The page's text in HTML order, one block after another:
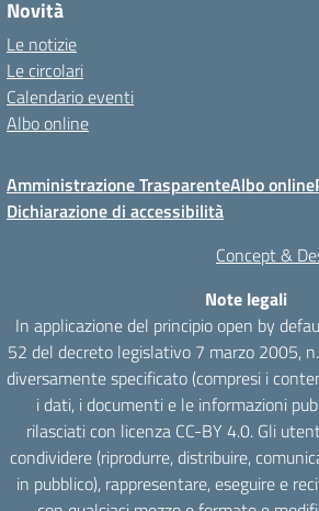
Novità
Le notizie
Le circolari
Calendario eventi
Albo online
Amministrazione TrasparenteAlbo online
Dichiarazione di accessibilità
Concept &
Note legali
In applicazione del principio open by
52 del decreto legislativo 7 marzo 2005,
diversamente specificato (compresi i
i dati, i documenti e le informazioni
rilasciati con licenza CC-BY 4.0. Gli
condividere (riprodurre, distribuire,
in pubblico), rappresentare, eseguire e